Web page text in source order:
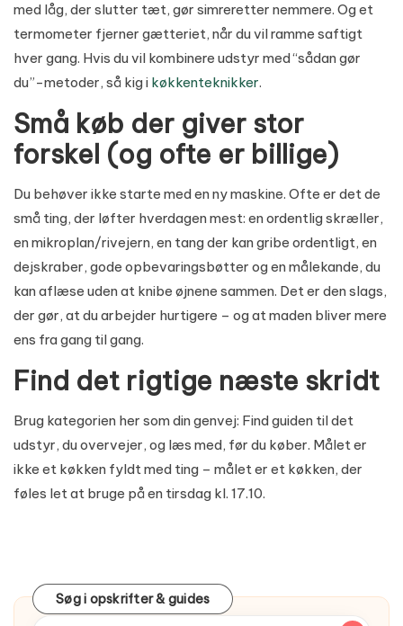
med låg, der slutter tæt, gør simreretter nemmere. Og et
termometer fjerner gætteriet, når du vil ramme saftigt
hver gang. Hvis du vil kombinere udstyr med “sådan gør
du”-metoder, så kig i køkkenteknikker.
Små køb der giver stor
forskel (og ofte er billige)
Du behøver ikke starte med en ny maskine. Ofte er det de
små ting, der løfter hverdagen mest: en ordentlig skræller,
en mikroplan/rivejern, en tang der kan gribe ordentligt, en
dejskraber, gode opbevaringsbøtter og en målekande, du
kan aflæse uden at knibe øjnene sammen. Det er den slags,
der gør, at du arbejder hurtigere – og at maden bliver mere
ens fra gang til gang.
Find det rigtige næste skridt
Brug kategorien her som din genvej: Find guiden til det
udstyr, du overvejer, og læs med, før du køber. Målet er
ikke et køkken fyldt med ting – målet er et køkken, der
føles let at bruge på en tirsdag kl. 17.10.
Søg i opskrifter & guides